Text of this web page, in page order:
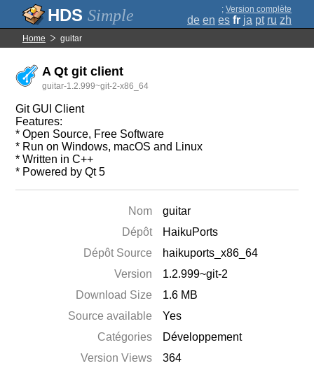
Simple ; Version complète
de en es fr ja pt ru zh
Home guitar
A Qt git client
guitar-1.2.999~git-2-x86_64
Git GUI Client
Features:
* Open Source, Free Software
* Run on Windows, macOS and Linux
* Written in C++
* Powered by Qt 5
Nom
guitar
Dépôt
HaikuPorts
Dépôt Source
haikuports_x86_64
Version
1.2.999~git-2
Download Size
1.6 MB
Source available
Yes
Catégories
Développement
Version Views
364